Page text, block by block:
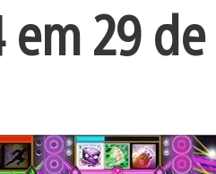
em 29